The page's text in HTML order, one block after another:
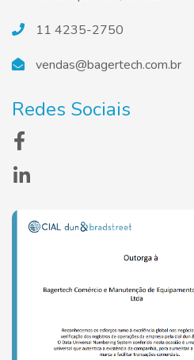
11 4235-2750
vendas@bagertech.com.br
Redes Sociais